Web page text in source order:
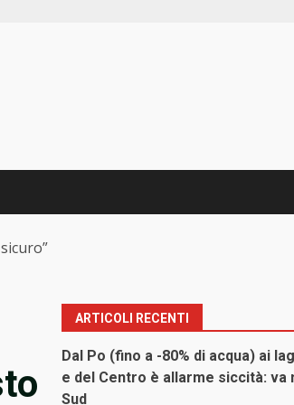
ARTICOLI RECENTI
Dal Po (fino a -80% di acqua) ai
e del Centro è allarme siccità: va
Sud